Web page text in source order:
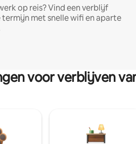
op reis? Vind een verblijf
termijn met snelle wifi en aparte
voor verblijven